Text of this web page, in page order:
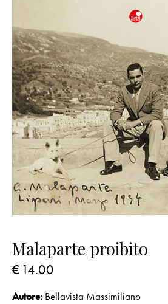
Malaparte proibito
€ 14.00
Autore: Bellavista Massimiliano